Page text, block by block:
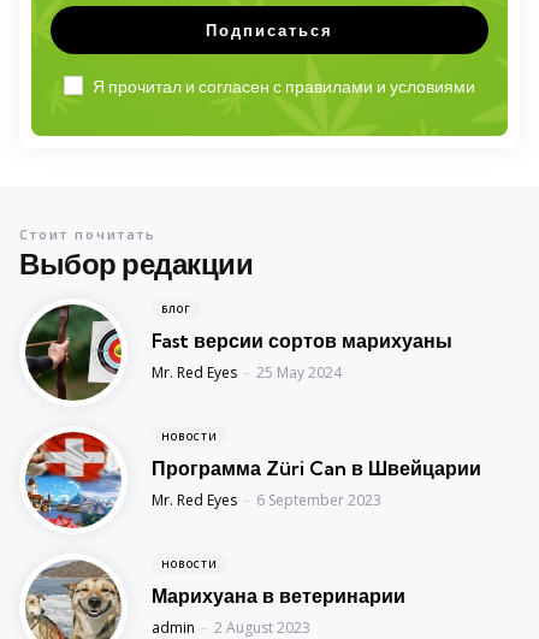
Я прочитал и согласен с правилами и условиями
Выбор редакции
Стоит почитать
БЛОГ
Fast версии сортов марихуаны
Posted
Mr. Red Eyes 25 May 2024
НОВОСТИ
Программа Züri Can в Швейцарии
Posted
Mr. Red Eyes 6 September 2023
НОВОСТИ
Марихуана в ветеринарии
Posted
admin 2 August 2023